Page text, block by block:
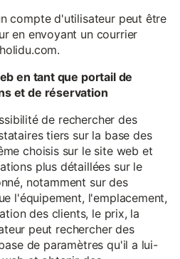
compte d'utilisateur peut être
en envoyant un courrier
en tant que portail de
et de réservation
de rechercher des
tiers sur la base des
choisis sur le site web et
plus détaillées sur le
notamment sur des
l'équipement, l'emplacement,
des clients, le prix, la
peut rechercher des
de paramètres qu'il a lui-